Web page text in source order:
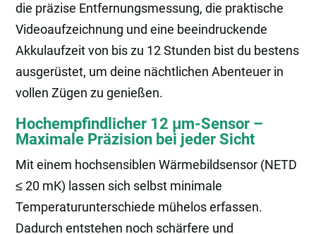
die präzise Entfernungsmessung, die praktische
Videoaufzeichnung und eine beeindruckende
Akkulaufzeit von bis zu 12 Stunden bist du bestens
ausgerüstet, um deine nächtlichen Abenteuer in
vollen Zügen zu genießen.
Hochempfindlicher 12 μm-Sensor –
Maximale Präzision bei jeder Sicht
Mit einem hochsensiblen Wärmebildsensor (NETD
≤ 20 mK) lassen sich selbst minimale
Temperaturunterschiede mühelos erfassen.
Dadurch entstehen noch schärfere und